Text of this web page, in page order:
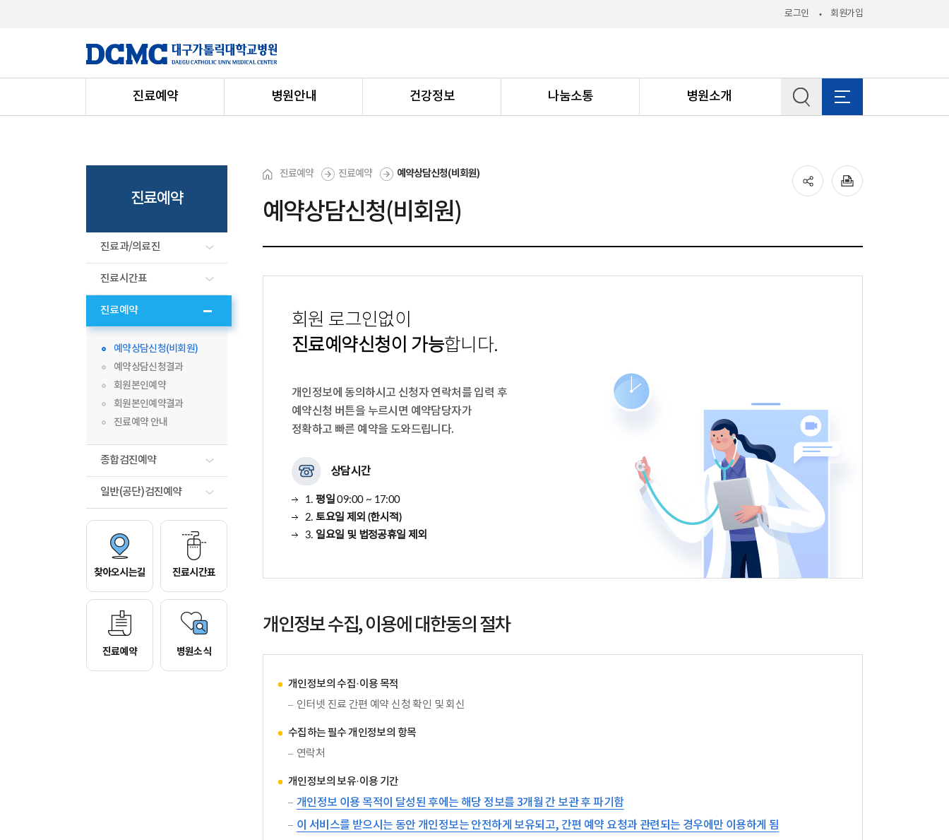
로그인 회원가입
진료예약 병원안내 건강정보 나눔소통 병원소개
진료예약
진료과/의료진
진료시간표
진료예약
예약상담신청(비회원)
예약상담신청결과
회원본인예약
회원본인예약결과
진료예약 안내
종합검진예약
일반(공단)검진예약
찾아오시는길 진료시간표
진료예약 병원소식
예약상담신청(비회원)
진료예약 진료예약 예약상담신청(비회원)
회원 로그인없이
진료예약신청이 가능합니다.
개인정보에 동의하시고 신청자 연락처를 입력 후
예약신청 버튼을 누르시면 예약담당자가
정확하고 빠른 예약을 도와드립니다.
상담시간
1.평일 09:00 ~ 17:00
2.토요일 제외 (한시적)
3. 일요일 및 법정공휴일 제외
개인정보 수집, 이용에 대한동의 절차
개인정보의 수집·이용 목적
인터넷 진료 간편 예약 신청 확인 및 회신
수집하는 필수 개인정보의 항목
연락처
개인정보의 보유·이용 기간
개인정보 이용 목적이 달성된 후에는 해당 정보를 3개월 간 보관 후 파기함
이 서비스를 받으시는 동안 개인정보는 안전하게 보유되고, 간편 예약 요청과 관련되는 경우에만 이용하게 됨